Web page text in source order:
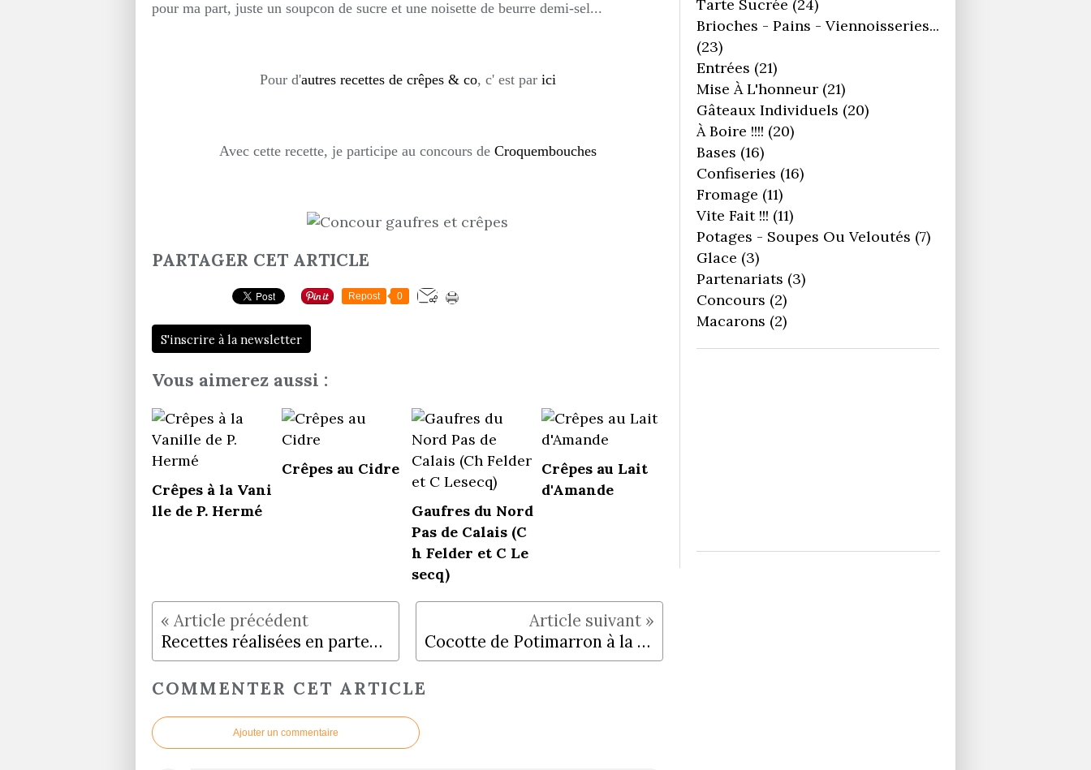
pour ma part, juste un soupcon de sucre et une noisette de beurre demi-sel...
Pour d'autres recettes de crêpes & co, c' est parici
Avec cette recette, je participe au concours de Croquembouches
PARTAGER CET ARTICLE
Repost 0
S'inscrire à la newsletter
Vous aimerez aussi :
Crêpes à la Vani
lle de P. Hermé
Crêpes au Cidre
Gaufres du Nord
Pas de Calais (C
h Felder et C Le
secq)
Crêpes au Lait
d'Amande
Recettes réalisées en partenariat avec Suner Gif Cocotte de Potimarron à la Sauge
COMMENTER CET ARTICLE
Ajouter un commentaire
Tarte Sucrée (24)
Brioches - Pains - Viennoisseries...
(23)
Entrées (21)
Mise À L'honneur (21)
Gâteaux Individuels (20)
À Boire !!!! (20)
Bases (16)
Confiseries (16)
Fromage (11)
Vite Fait !!! (11)
Potages - Soupes Ou Veloutés (7)
Glace (3)
Partenariats (3)
Concours (2)
Macarons (2)